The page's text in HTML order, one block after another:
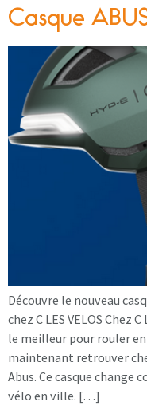
Casque
Découvre le nouveau
chez C LES VELOS Chez
le meilleur pour rouler
maintenant retrouver
Abus. Ce casque
vélo en ville. […]